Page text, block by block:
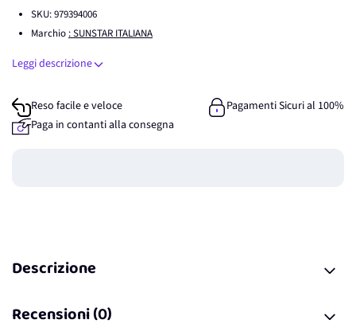
SKU:979394006
Marchio : SUNSTAR ITALIANA
Leggi descrizione
Reso facile e veloce
Pagamenti Sicuri al 100%
Paga in contanti alla consegna
Descrizione
Recensioni (0)